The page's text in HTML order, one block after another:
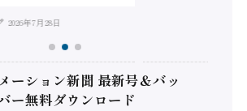
2026年7月28日
ーション新聞 最新号＆バッ
ー無料ダウンロード